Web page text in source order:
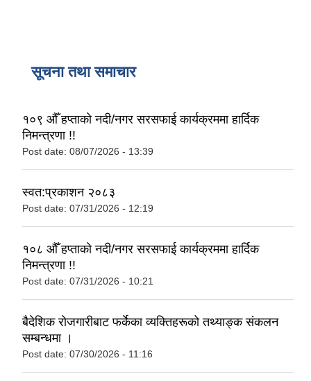
सूचना तथा समाचार
१०९ औँ हप्ताको नदी/नगर सरसफाई कार्यक्रममा हार्दिक
निमन्त्रणा !!
Post date: 08/07/2026 - 13:39
स्वत:प्रकाशन २०८३
Post date: 07/31/2026 - 12:19
१०८ औँ हप्ताको नदी/नगर सरसफाई कार्यक्रममा हार्दिक
निमन्त्रणा !!
Post date: 07/31/2026 - 10:21
बैदेशिक रोजगारीबाट फर्केका व्यक्तिहरूको तथ्याङ्क संकलन
सम्बन्धमा ।
Post date: 07/30/2026 - 11:16